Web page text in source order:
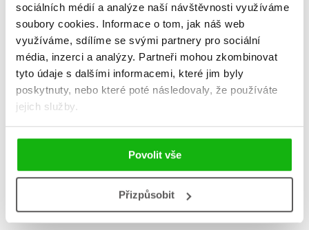
sociálních médií a analýze naší návštěvnosti využíváme
soubory cookies. Informace o tom, jak náš web
využíváme, sdílíme se svými partnery pro sociální
média, inzerci a analýzy. Partneři mohou zkombinovat
tyto údaje s dalšími informacemi, které jim byly
poskytnuty, nebo které poté následovaly, že používáte
jejich služby.
Povolit vše
Přizpůsobit
239 Kč
Do košíku
239 Kč
Do košíku